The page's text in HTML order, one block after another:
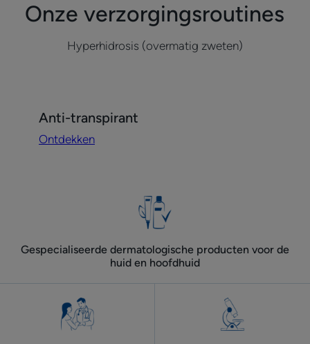
Onze verzorgingsroutines
Hyperhidrosis (overmatig zweten)
Anti-
transpirant
Anti-transpirant
Ontdekken
Gespecialiseerde dermatologische producten voor de
huid en hoofdhuid